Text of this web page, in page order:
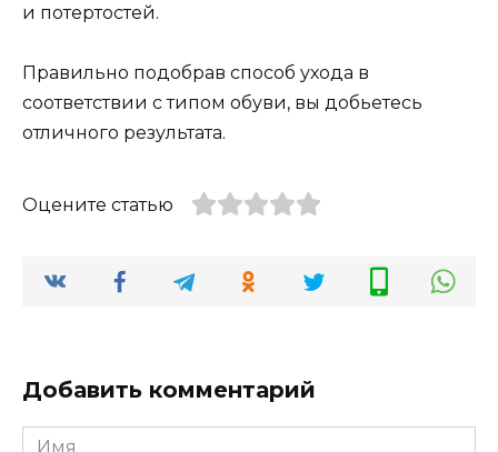
и потертостей.
Правильно подобрав способ ухода в
соответствии с типом обуви, вы добьетесь
отличного результата.
Оцените статью
Добавить комментарий
Имя